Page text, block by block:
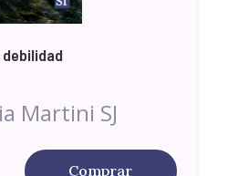
Martini SJ
Comprar